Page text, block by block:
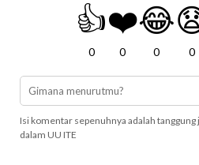
👍
0
❤️
0
😂
0 0
Isi komentar sepenuhnya adalah tanggung
dalam UU ITE